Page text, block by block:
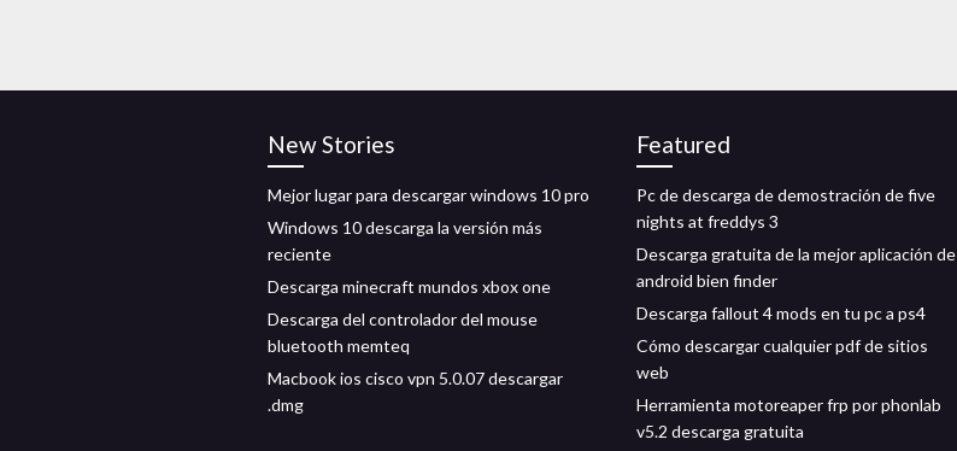
New Stories
Mejor lugar para descargar windows 10 pro
Windows 10 descarga la versión más
reciente
Descarga minecraft mundos xbox one
Descarga del controlador del mouse
bluetooth memteq
Macbook ios cisco vpn 5.0.07 descargar
.dmg
Featured
Pc de descarga de demostración de five
nights at freddys 3
Descarga gratuita de la mejor aplicación de
android bien finder
Descarga fallout 4 mods en tu pc a ps4
Cómo descargar cualquier pdf de sitios
web
Herramienta motoreaper frp por phonlab
v5.2 descarga gratuita